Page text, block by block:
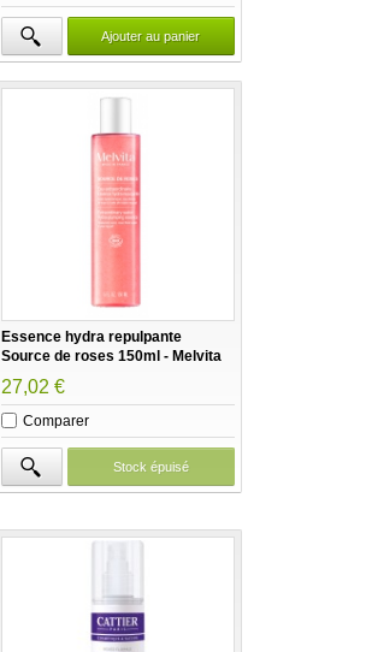
Ajouter au panier
Essence hydra repulpante
Source de roses 150ml - Melvita
27,02 €
Comparer
Stock épuisé